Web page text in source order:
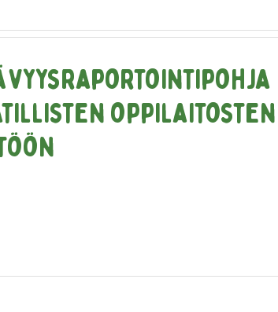
oppilaitosten